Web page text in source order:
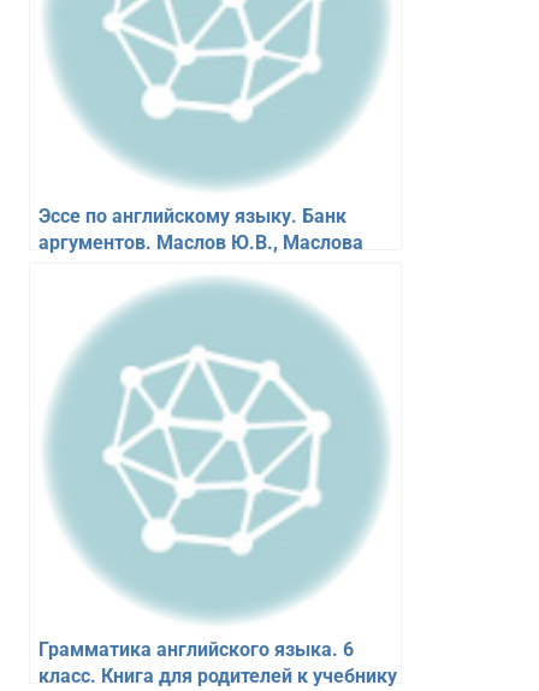
Эссе по английскому языку. Банк
аргументов. Маслов Ю.В., Маслова
Грамматика английского языка. 6
класс. Книга для родителей к учебнику